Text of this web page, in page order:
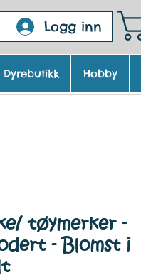
Logg inn
tøymerker -
- Blomst i
Dyrebutikk Hobby